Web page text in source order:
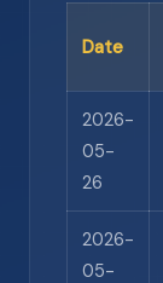
Date
2026-
05-
26
2026-
05-